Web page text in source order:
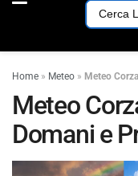
Home » Meteo » Meteo
Meteo
Domani e